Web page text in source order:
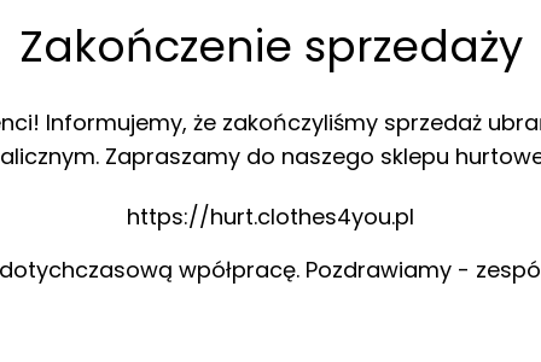
Zakończenie sprzedaży
Informujemy, że zakończyliśmy sprzedaż
Zapraszamy do naszego sklepu
https://hurt.clothes4you.pl
wpółpracę. Pozdrawiamy -